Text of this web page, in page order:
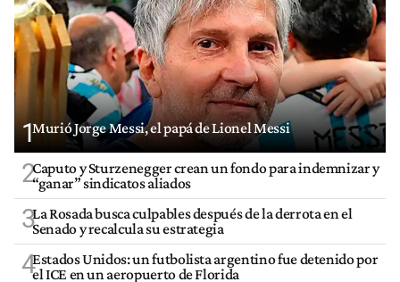
1Murió Jorge Messi, el papá de Lionel Messi
2Caputo y Sturzenegger crean un fondo para indemnizar y
“ganar” sindicatos aliados
3La Rosada busca culpables después de la derrota en el
Senado y recalcula su estrategia
4Estados Unidos: un futbolista argentino fue detenido por
el ICE en un aeropuerto de Florida